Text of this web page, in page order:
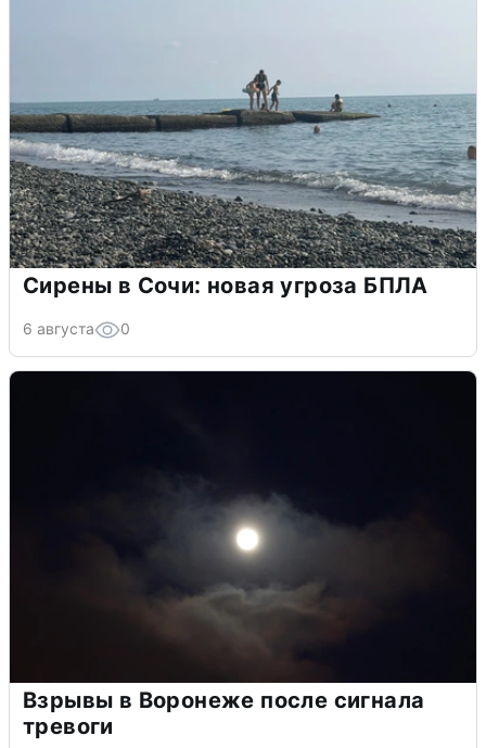
Сирены в Сочи: новая угроза БПЛА
6 августа 0
Взрывы в Воронеже после сигнала
тревоги